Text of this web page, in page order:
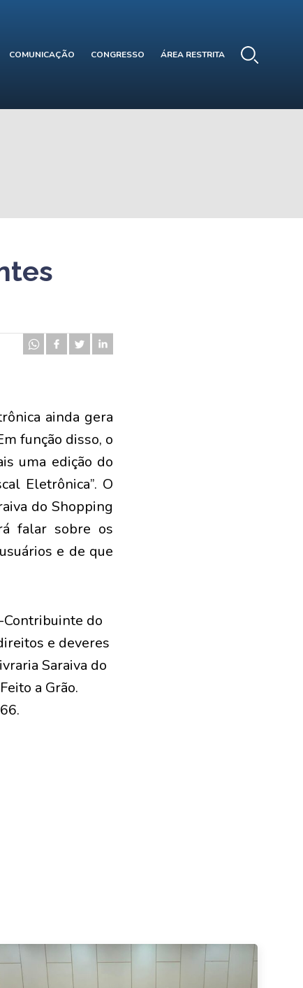
COMUNICAÇÃO CONGRESSO ÁREA RESTRITA
ainda gera
função disso, o
uma edição do
Eletrônica”. O
do Shopping
falar sobre os
e de que
Contribuinte do
e deveres
Saraiva do
a Grão.